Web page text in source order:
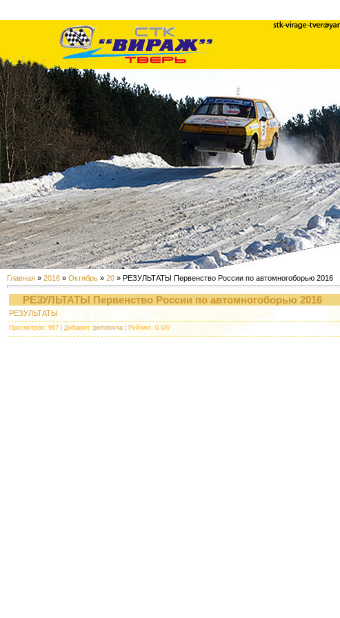
Главная » 2016 » Октябрь » 20 » РЕЗУЛЬТАТЫ Первенство России по автомногоборью 2016
РЕЗУЛЬТАТЫ Первенство России по автомногоборью 2016
РЕЗУЛЬТАТЫ
Просмотров: 967 | Добавил: petrolovna Рейтинг: 0.0/0